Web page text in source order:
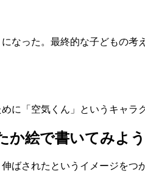
なった。最終的な子どもの考
に「空気くん」というキャラ
絵で書いてみよう
ばされたというイメージをつ